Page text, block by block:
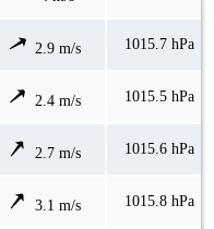
2.9 m/s 1015.7 hPa
2.4 m/s 1015.5 hPa
2.7 m/s 1015.6 hPa
3.1 m/s 1015.8 hPa